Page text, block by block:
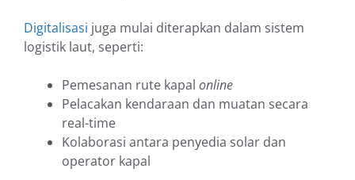
Digitalisasi juga mulai diterapkan dalam sistem
logistik laut, seperti:
Pemesanan rute kapal online
Pelacakan kendaraan dan muatan secara
real-time
Kolaborasi antara penyedia solar dan
operator kapal